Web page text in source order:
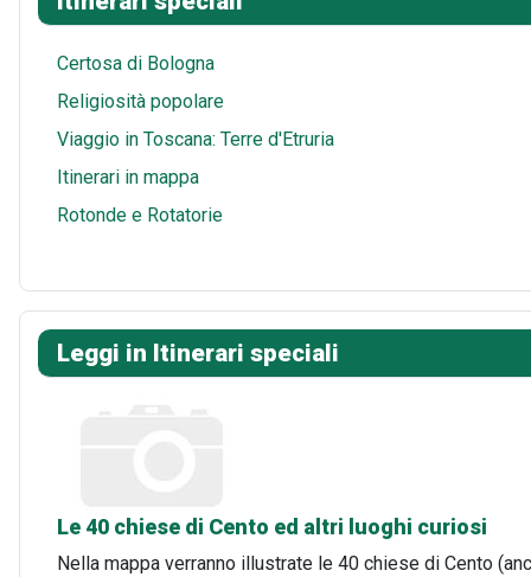
s
A
p
lr
Certosa di Bologna
Religiosità popolare
Viaggio in Toscana: Terre d'Etruria
Itinerari in mappa
Rotonde e Rotatorie
Leggi in Itinerari speciali
Le 40 chiese di Cento ed altri luoghi curiosi
Nella mappa verranno illustrate le 40 chiese di Cento